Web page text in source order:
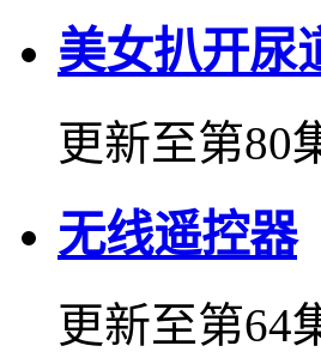
美女扒开尿
更新至第80
无线遥控器
更新至第64